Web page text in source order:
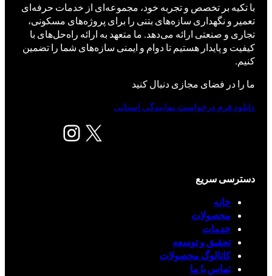
با تکیه بر تخصص و تجربه خود، مجموعه‌ای از خدمات حرفه‌ای
تعمیر و نگهداری سازه‌های بتنی را برای پروژه‌های مسکونی،
تجاری و صنعتی ارائه می‌دهد. ما متعهد به ارائه راه‌حل‌های با
کیفیت و پایدار هستیم تا دوام و ایمنی سازه‌های شما را تضمین
کنیم.
ما را در فضای مجازی دنبال کنید
X اینستاگرم
دانلود فرم درخواست نمایندگی استانی
دسترسی سریع
خانه
محصولات
خدمات
تحقیق و توسعه
کاتالوگ محصولات
تماس با ما